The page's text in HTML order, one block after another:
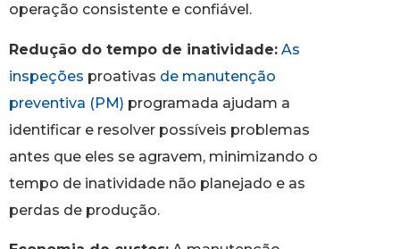
operação consistente e confiável.
Redução do tempo de inatividade: As
inspeções proativas de manutenção
preventiva (PM) programada ajudam a
identificar e resolver possíveis problemas
antes que eles se agravem, minimizando o
tempo de inatividade não planejado e as
perdas de produção.